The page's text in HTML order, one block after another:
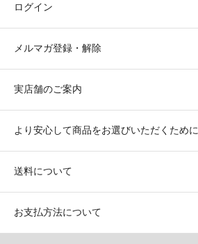
ログイン
メルマガ登録・解除
実店舗のご案内
より安心して商品をお選びいただくために
送料について
お支払方法について